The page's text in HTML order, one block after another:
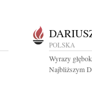
POLSKA
Wyrazy
Najbliższym